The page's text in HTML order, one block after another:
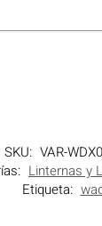
SKU: VAR-
Linternas y
Etiqueta: